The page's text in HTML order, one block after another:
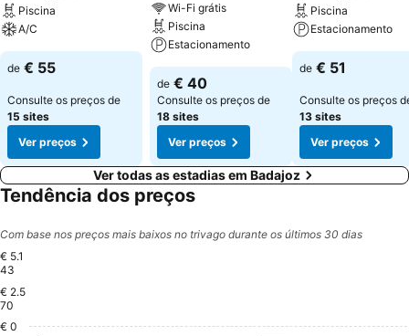
Piscina
A/C
de € 55
Consulte os preços de
15 sites
Ver preços
Wi-Fi grátis
Piscina
Estacionamento
de € 40
Consulte os preços de
18 sites
Ver preços
Piscina
Estacionamento
de € 51
Consulte os preços
13 sites
Ver preços
Ver todas as estadias em Badajoz
Tendência dos preços
Com base nos preços mais baixos no trivago durante os últimos 30 dias
€ 5.1
43
€ 2.5
70
€ 0